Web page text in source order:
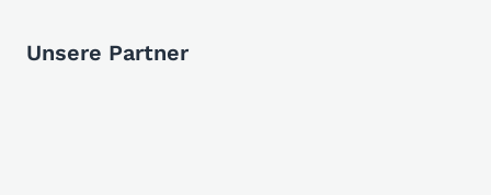
Unsere Partner